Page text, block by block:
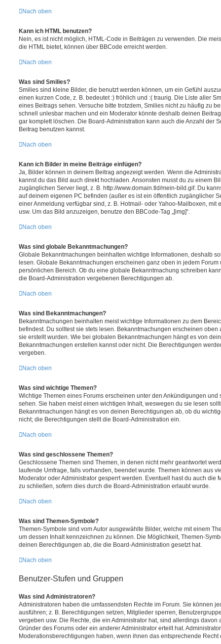
Nach oben
Kann ich HTML benutzen?
Nein, es ist nicht möglich, HTML-Code in Beiträgen zu verwenden. Die
die HTML bietet, können über BBCode erreicht werden.
Nach oben
Was sind Smilies?
Smilies sind kleine Bilder, die benutzt werden können, um ein Gefühl
einen kurzen Code, z. B. bedeutet :) fröhlich und :( traurig. Die Liste aller
eines Beitrags sehen. Versuche bitte trotzdem, Smilies nicht zu häufig zu
schnell unlesbar machen und ein Moderator könnte deshalb deinen
gar komplett löschen. Die Board-Administration kann auch die Anzahl der
Beitrag benutzen kannst.
Nach oben
Kann ich Bilder in meine Beiträge einfügen?
Ja, Bilder können in deinem Beitrag angezeigt werden. Wenn die
kannst du das Bild auch direkt hochladen. Ansonsten musst du zu einem
zugänglichen Server liegt, z. B. http://www.domain.tld/mein-bild.gif. Du
auf deinem eigenen PC befinden (außer es ist ein öffentlich zugänglicher
einer Anmeldung verfügbar sind, z. B. Hotmail- oder Yahoo-Mailboxen, mit
usw. Um das Bild anzuzeigen, benutze den BBCode-Tag „[img]“.
Nach oben
Was sind globale Bekanntmachungen?
Globale Bekanntmachungen beinhalten wichtige Informationen, deshalb
lesen. Globale Bekanntmachungen erscheinen ganz oben in jedem
persönlichen Bereich. Ob du eine globale Bekanntmachung schreiben
die Board-Administration vergebenen Berechtigungen ab.
Nach oben
Was sind Bekanntmachungen?
Bekanntmachungen beinhalten meist wichtige Informationen zu dem
befindest. Du solltest sie stets lesen. Bekanntmachungen erscheinen oben
sie erstellt wurden. Wie bei globalen Bekanntmachungen hängt es von
Bekanntmachungen erstellen kannst oder nicht. Die Berechtigungen
vergeben.
Nach oben
Was sind wichtige Themen?
Wichtige Themen eines Forums erscheinen unter den Ankündigungen und
sehen. Sie haben meist einen wichtigen Inhalt, weswegen du sie lesen
Bekanntmachungen hängt es von deinen Berechtigungen ab, ob du
nicht; die Berechtigungen stellt die Board-Administration ein.
Nach oben
Was sind geschlossene Themen?
Geschlossene Themen sind Themen, in denen nicht mehr geantwortet
laufende Umfrage, falls vorhanden, beendet wurde. Themen können aus
Moderator oder Administrator gesperrt werden. Eventuell hast du auch die
zu schließen, sofern dies durch die Board-Administration erlaubt wurde.
Nach oben
Was sind Themen-Symbole?
Themen-Symbole sind vom Autor ausgewählte Bilder, welche mit einem
um dessen Inhalt kennzeichnen zu können. Die Möglichkeit, Themen-
deinen Berechtigungen ab, die die Board-Administration gesetzt hat.
Nach oben
Benutzer-Stufen und Gruppen
Was sind Administratoren?
Administratoren haben die umfassendsten Rechte im Forum. Sie können
ausführen; z. B. Berechtigungen setzen, Mitglieder sperren,
vergeben usw. Die Rechte, die ein Administrator hat, sind allerdings
Gründer des Forums oder ein anderer Administrator erteilt hat.
Moderationsberechtigungen haben, wenn ihnen das entsprechende Recht